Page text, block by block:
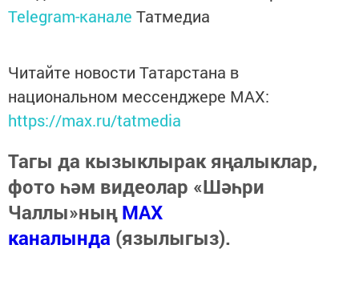
Telegram-канале Татмедиа
Читайте новости Татарстана в
национальном мессенджере MАХ:
https://max.ru/tatmedia
Тагы да кызыклырак яңалыклар,
фото һәм видеолар «Шәһри
Чаллы»ныңMAX
каналында (язылыгыз).